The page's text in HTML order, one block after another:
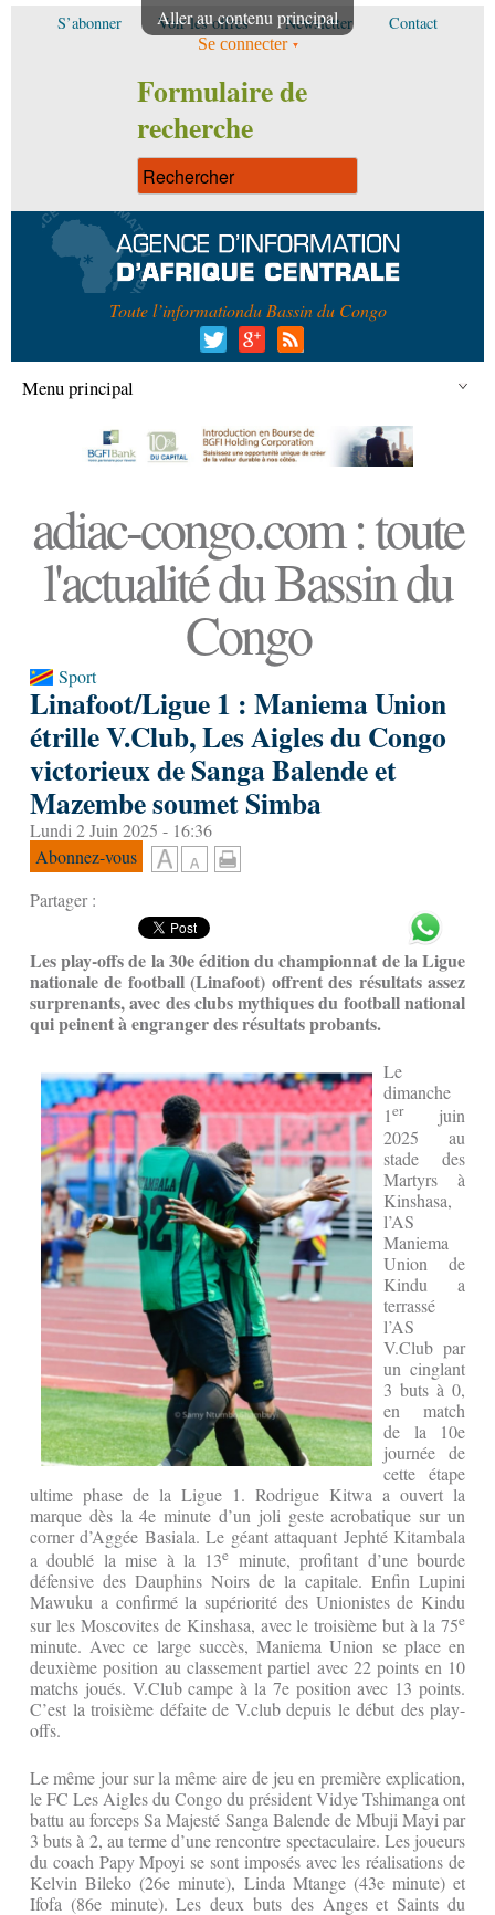
Aller au contenu principal
S’abonner Voir les offres Newsletter Contact
Se connecter
Formulaire de
recherche
Toute l’informationdu Bassin du Congo
Menu principal
adiac-congo.com : toute
l'actualité du Bassin du
Congo
Sport
Linafoot/Ligue 1 : Maniema Union
étrille V.Club, Les Aigles du Congo
victorieux de Sanga Balende et
Mazembe soumet Simba
Lundi 2 Juin 2025 - 16:36
Abonnez-vous
Partager :
Les play-offs de la 30e édition du championnat de la Ligue
nationale de football (Linafoot) offrent des résultats assez
surprenants, avec des clubs mythiques du football national
qui peinent à engranger des résultats probants.
Le
dimanche
1erjuin
2025 au
stade des
Martyrs à
Kinshasa,
l’AS
Maniema
Union de
Kindu a
terrassé
l’AS
V.Club par
un cinglant
3 buts à 0,
en match
de la 10e
journée de
cette étape
ultime phase de la Ligue 1. Rodrigue Kitwa a ouvert la
marque dès la 4e minute d’un joli geste acrobatique sur un
corner d’Aggée Basiala. Le géant attaquant Jephté Kitambala
a doublé la mise à la 13e minute, profitant d’une bourde
défensive des Dauphins Noirs de la capitale. Enfin Lupini
Mawuku a confirmé la supériorité des Unionistes de Kindu
sur les Moscovites de Kinshasa, avec le troisième but à la 75e
minute. Avec ce large succès, Maniema Union se place en
deuxième position au classement partiel avec 22 points en 10
matchs joués. V.Club campe à la 7e position avec 13 points.
C’est la troisième défaite de V.club depuis le début des play-
offs.
Le même jour sur la même aire de jeu en première explication,
le FC Les Aigles du Congo du président Vidye Tshimanga ont
battu au forceps Sa Majesté Sanga Balende de Mbuji Mayi par
3 buts à 2, au terme d’une rencontre spectaculaire. Les joueurs
du coach Papy Mpoyi se sont imposés avec les réalisations de
Kelvin Bileko (26e minute), Linda Mtange (43e minute) et
Ifofa (86e minute). Les deux buts des Anges et Saints du